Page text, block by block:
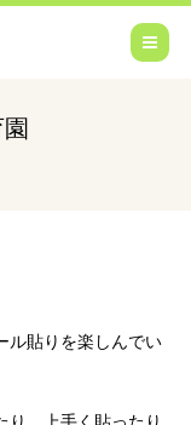
ル貼りを楽しんでい